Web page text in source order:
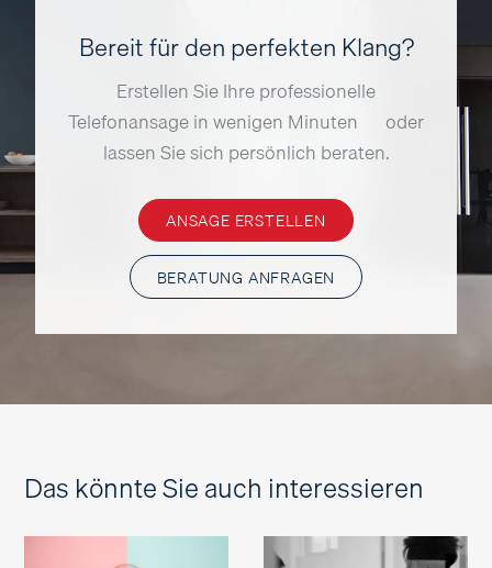
Bereit für den perfekten Klang?
Erstellen Sie Ihre professionelle
Telefonansage in wenigen Minuten — oder
lassen Sie sich persönlich beraten.
ANSAGE ERSTELLEN
BERATUNG ANFRAGEN
Das könnte Sie auch interessieren